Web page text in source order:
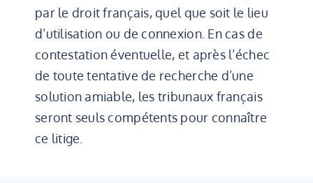
par le droit français, quel que soit le lieu
d’utilisation ou de connexion. En cas de
contestation éventuelle, et après l’échec
de toute tentative de recherche d’une
solution amiable, les tribunaux français
seront seuls compétents pour connaître
ce litige.